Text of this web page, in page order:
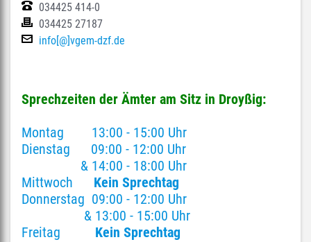
034425 414-0
034425 27187
info[@]vgem-dzf.de
Sprechzeiten der Ämter am Sitz in Droyßig:
Montag 13:00 - 15:00 Uhr
Dienstag 09:00 - 12:00 Uhr
& 14:00 - 18:00 Uhr
Mittwoch Kein Sprechtag
Donnerstag 09:00 - 12:00 Uhr
& 13:00 - 15:00 Uhr
Freitag Kein Sprechtag